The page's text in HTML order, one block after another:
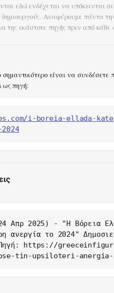
εδώ ενδέχεται να υπόκεινται
δημιουργούς. Αναφέρουμε πάντα
της εκάστοτε πηγής πριν από
είναι να συνδέσετε
ως πηγή:
i-boreia-ellada-
Απρ 2025) - "Η Βόρεια
ανεργία το 2024"
Πηγή: https://
tin-upsiloteri-anergia-